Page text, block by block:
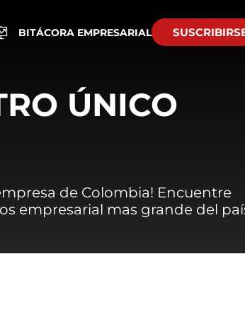
BITÁCORA EMPRESARIAL
ÚNICO
de Colombia! Encuentre
empresarial mas grande del